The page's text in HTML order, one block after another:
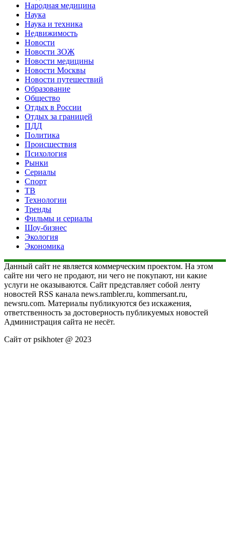
Народная медицина
Наука
Наука и техника
Недвижимость
Новости
Новости ЗОЖ
Новости медицины
Новости Москвы
Новости путешествий
Образование
Общество
Отдых в России
Отдых за границей
ПДД
Политика
Происшествия
Психология
Рынки
Сериалы
Спорт
ТВ
Технологии
Тренды
Фильмы и сериалы
Шоу-бизнес
Экология
Экономика
Данный сайт не является коммерческим проектом. На этом
сайте ни чего не продают, ни чего не покупают, ни какие
услуги не оказываются. Сайт представляет собой ленту
новостей RSS канала news.rambler.ru, kommersant.ru,
newsru.com. Материалы публикуются без искажения,
ответственность за достоверность публикуемых новостей
Администрация сайта не несёт.
Сайт от psikhoter @ 2023